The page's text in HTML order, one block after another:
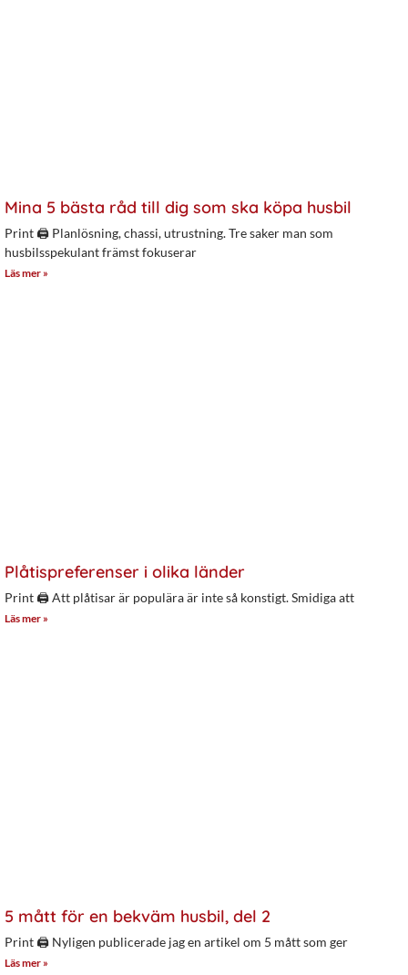
Mina 5 bästa råd till dig som ska köpa husbil
Print 🖨 Planlösning, chassi, utrustning. Tre saker man som
husbilsspekulant främst fokuserar
Läs mer »
Plåtispreferenser i olika länder
Print 🖨 Att plåtisar är populära är inte så konstigt. Smidiga att
Läs mer »
5 mått för en bekväm husbil, del 2
Print 🖨 Nyligen publicerade jag en artikel om 5 mått som ger
Läs mer »